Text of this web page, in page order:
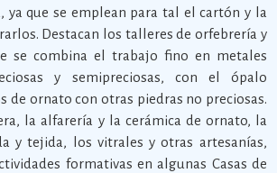
ya que se emplean para tal el cartón y la
Destacan los talleres de orfebrería y
se combina el trabajo fino en metales
y semipreciosas, con el ópalo
de ornato con otras piedras no preciosas.
la alfarería y la cerámica de ornato, la
y tejida, los vitrales y otras artesanías,
formativas en algunas Casas de